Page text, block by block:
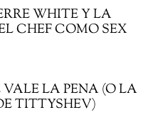
WHITE Y LA
CHEF COMO SEX
LA PENA (O LA
TITTYSHEV)